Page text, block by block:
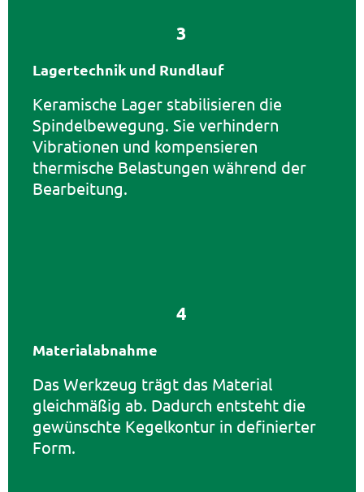
3
Lagertechnik und Rundlauf
Keramische Lager stabilisieren die
Spindelbewegung. Sie verhindern
Vibrationen und kompensieren
thermische Belastungen während der
Bearbeitung.
4
Materialabnahme
Das Werkzeug trägt das Material
gleichmäßig ab. Dadurch entsteht die
gewünschte Kegelkontur in definierter
Form.